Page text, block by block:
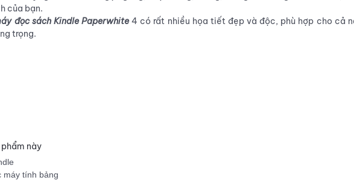
của bạn.
đọc sách Kindle Paperwhite 4 có rất nhiều họa tiết đẹp và độc, phù hợp cho cả
trọng.
này
máy tính bảng